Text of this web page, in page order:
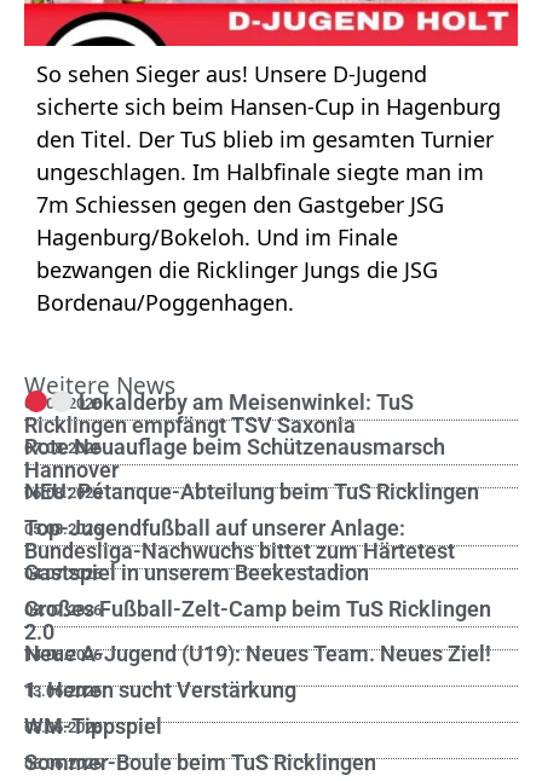
So sehen Sieger aus! Unsere D-Jugend
sicherte sich beim Hansen-Cup in Hagenburg
den Titel. Der TuS blieb im gesamten Turnier
ungeschlagen. Im Halbfinale siegte man im
7m Schiessen gegen den Gastgeber JSG
Hagenburg/Bokeloh. Und im Finale
bezwangen die Ricklinger Jungs die JSG
Bordenau/Poggenhagen.
Weitere News
08.08.2026Lokalderby am Meisenwinkel: TuS
Ricklingen empfängt TSV Saxonia
07.08.2026
Rote Neuauflage beim Schützenausmarsch
Hannover
06.08.2026
NEU: Pétanque-Abteilung beim TuS Ricklingen
05.08.2026
Top-Jugendfußball auf unserer Anlage:
Bundesliga-Nachwuchs bittet zum Härtetest
04.07.2026
Gastspiel in unserem Beekestadion
03.07.2026
Großes Fußball-Zelt-Camp beim TuS Ricklingen
2.0
14.06.2026
Neue A-Jugend (U19): Neues Team. Neues Ziel!
13.06.2026
1. Herren sucht Verstärkung
08.06.2026
WM-Tippspiel
06.06.2026
Sommer-Boule beim TuS Ricklingen